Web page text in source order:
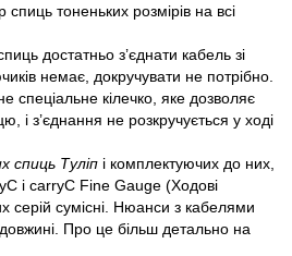
тоненьких розмірів на всі
достатньо з’єднати кабель зі
немає, докручувати не потрібно.
спеціальне кілечко, яке дозволяє
і з’єднання не розкручується у ході
спиць Туліп і комплектуючих до них,
і carryC Fine Gauge (Ходові
серій сумісні. Нюанси з кабелями
Про це більш детально на